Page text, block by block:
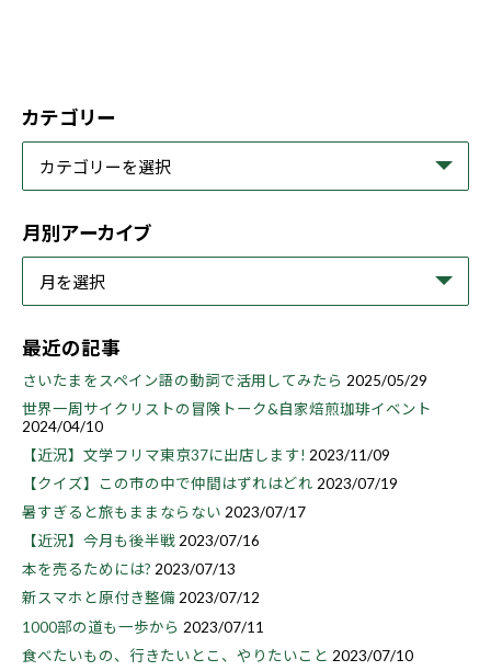
カテゴリー
月別アーカイブ
最近の記事
さいたまをスペイン語の動詞で活用してみたら 2025/05/29
世界一周サイクリストの冒険トーク&自家焙煎珈琲イベント
2024/04/10
【近況】文学フリマ東京37に出店します! 2023/11/09
【クイズ】この市の中で仲間はずれはどれ 2023/07/19
暑すぎると旅もままならない 2023/07/17
【近況】今月も後半戦 2023/07/16
本を売るためには? 2023/07/13
新スマホと原付き整備2023/07/12
1000部の道も一歩から 2023/07/11
食べたいもの、行きたいとこ、やりたいこと 2023/07/10